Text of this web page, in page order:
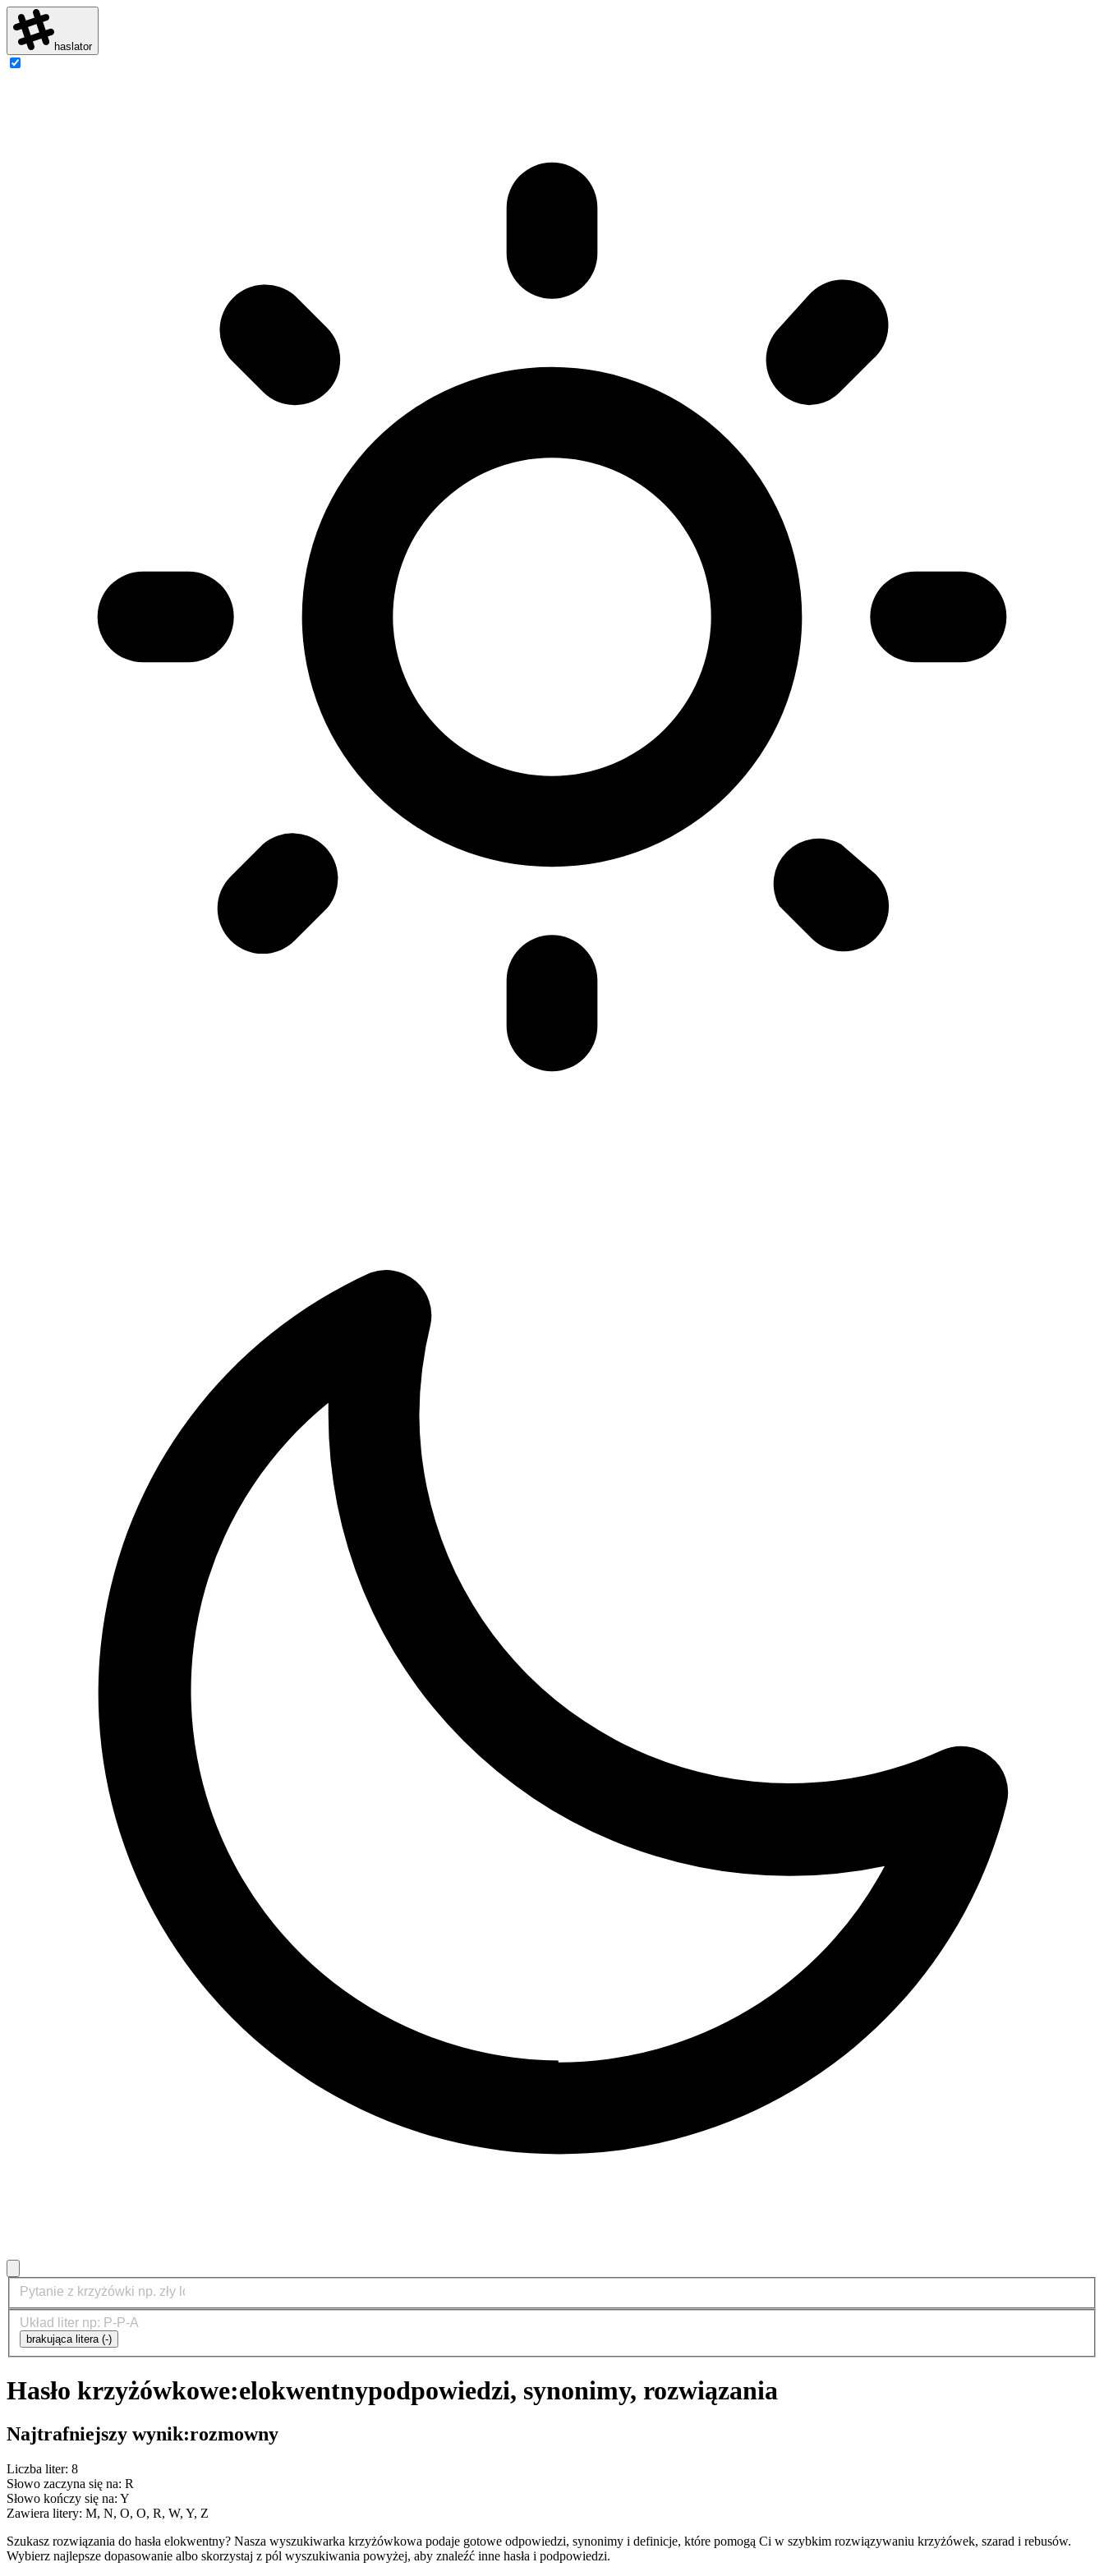
haslator
brakująca litera (-)
Hasło krzyżówkowe:elokwentnypodpowiedzi, synonimy, rozwiązania
Najtrafniejszy wynik:rozmowny
Liczba liter: 8
Słowo zaczyna się na: R
Słowo kończy się na: Y
Zawiera litery: M, N, O, O, R, W, Y, Z
Szukasz rozwiązania do hasła elokwentny? Nasza wyszukiwarka krzyżówkowa podaje gotowe odpowiedzi, synonimy i definicje, które pomogą Ci w szybkim rozwiązywaniu krzyżówek, szarad i rebusów.
Wybierz najlepsze dopasowanie albo skorzystaj z pól wyszukiwania powyżej, aby znaleźć inne hasła i podpowiedzi.